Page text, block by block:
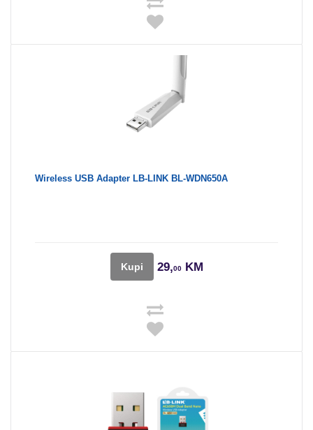
Wireless USB Adapter LB-LINK BL-WDN650A
Kupi 29,00KM